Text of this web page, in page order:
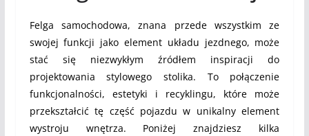
Felga samochodowa, znana przede wszystkim ze
swojej funkcji jako element układu jezdnego, może
stać się niezwykłym źródłem inspiracji do
projektowania stylowego stolika. To połączenie
funkcjonalności, estetyki i recyklingu, które może
przekształcić tę część pojazdu w unikalny element
wystroju wnętrza. Poniżej znajdziesz kilka